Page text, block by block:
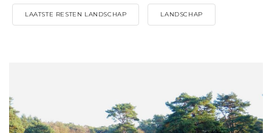
LAATSTE RESTEN LANDSCHAP LANDSCHAP